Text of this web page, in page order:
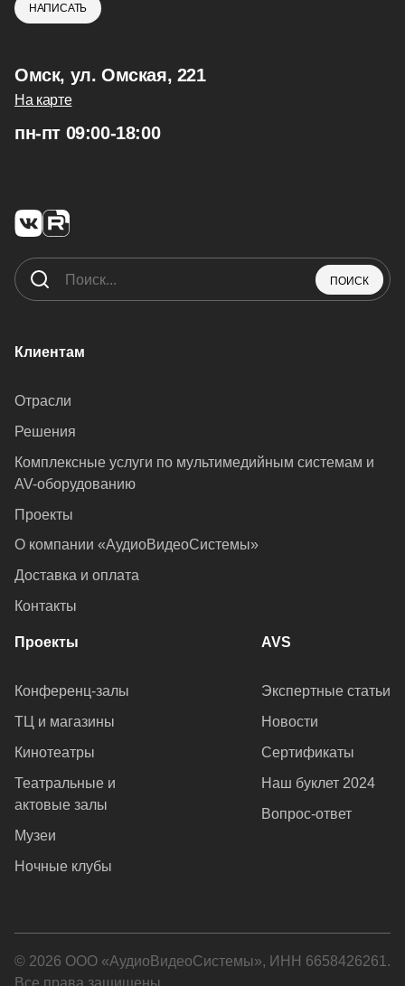
НАПИСАТЬ
Омск, ул. Омская, 221
На карте
пн-пт 09:00-18:00
ПОИСК
Клиентам
Отрасли
Решения
Комплексные услуги по мультимедийным системам и
AV-оборудованию
Проекты
О компании «АудиоВидеоСистемы»
Доставка и оплата
Контакты
Проекты
Конференц-залы
ТЦ и магазины
Кинотеатры
Театральные и
актовые залы
Музеи
Ночные клубы
AVS
Экспертные статьи
Новости
Сертификаты
Наш буклет 2024
Вопрос-ответ
© 2026 ООО «АудиоВидеоСистемы», ИНН 6658426261.
Все права защищены.